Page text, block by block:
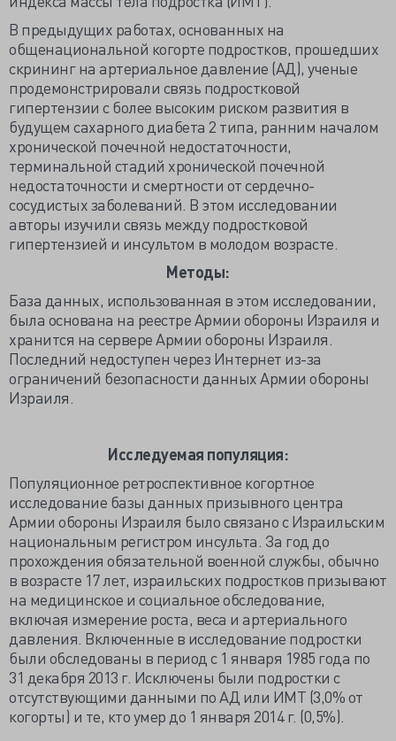
В предыдущих работах, основанных на
общенациональной когорте подростков, прошедших
скрининг на артериальное давление (АД), ученые
продемонстрировали связь подростковой
гипертензии с более высоким риском развития в
будущем сахарного диабета 2 типа, ранним началом
хронической почечной недостаточности,
терминальной стадий хронической почечной
недостаточности и смертности от сердечно-
сосудистых заболеваний. В этом исследовании
авторы изучили связь между подростковой
гипертензией и инсультом в молодом возрасте.
Методы:
База данных, использованная в этом исследовании,
была основана на реестре Армии обороны Израиля и
хранится на сервере Армии обороны Израиля.
Последний недоступен через Интернет из-за
ограничений безопасности данных Армии обороны
Израиля.
Исследуемая популяция:
Популяционное ретроспективное когортное
исследование базы данных призывного центра
Армии обороны Израиля было связано с Израильским
национальным регистром инсульта. За год до
прохождения обязательной военной службы, обычно
в возрасте 17 лет, израильских подростков призывают
на медицинское и социальное обследование,
включая измерение роста, веса и артериального
давления. Включенные в исследование подростки
были обследованы в период с 1 января 1985 года по
31 декабря 2013 г. Исключены были подростки с
отсутствующими данными по АД или ИМТ (3,0% от
когорты) и те, кто умер до 1 января 2014 г. (0,5%).